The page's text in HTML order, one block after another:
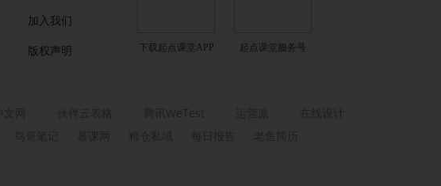
加入我们
版权声明 下载起点课堂APP 起点课堂服务号